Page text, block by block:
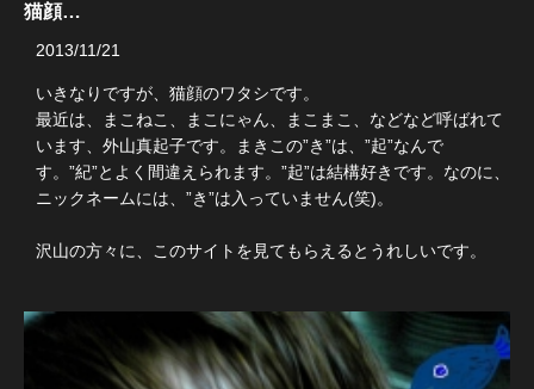
猫顔…
2013/11/21
いきなりですが、猫顔のワタシです。
最近は、まこねこ、まこにゃん、まこまこ、などなど呼ばれて
います、外山真起子です。まきこの”き”は、”起”なんで
す。”紀”とよく間違えられます。”起”は結構好きです。なのに、
ニックネームには、”き”は入っていません(笑)。
沢山の方々に、このサイトを見てもらえるとうれしいです。